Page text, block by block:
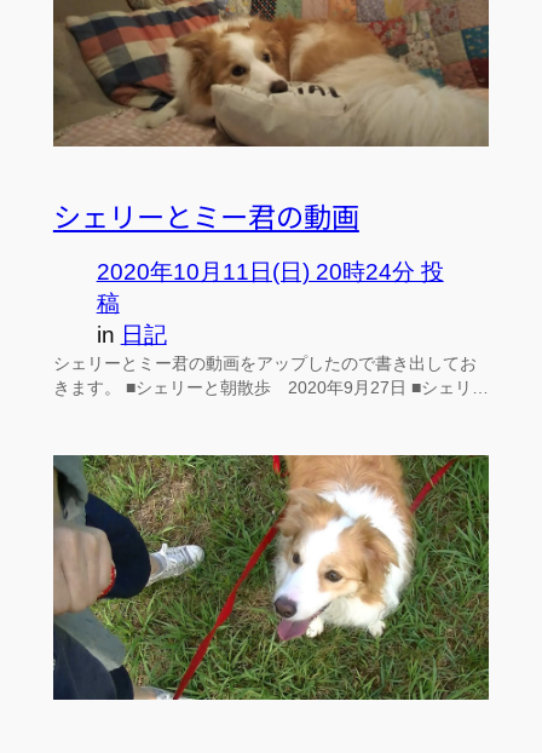
シェリーとミー君の動画
2020年10月11日(日) 20時24分 投
稿
in 日記
シェリーとミー君の動画をアップしたので書き出してお
きます。 ■シェリーと朝散歩 2020年9月27日 ■シェリ…